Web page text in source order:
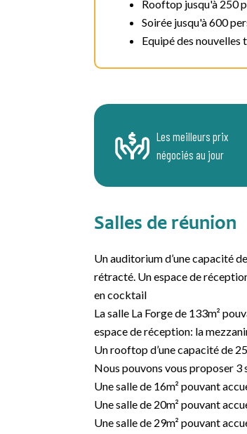
Rooftop jusqu'à 250
Soirée jusqu'à 600
Equipé des nouvelles
Les meilleurs prix
négociés au jour
Salles de réunion
Un auditorium d’une capacité
rétracté. Un espace de
en cocktail
La salle La Forge de 133m²
espace de réception: la
Un rooftop d’une capacité de
Nous pouvons vous proposer
Une salle de 16m² pouvant
Une salle de 20m² pouvant
Une salle de 29m² pouvant